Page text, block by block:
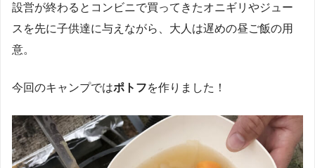
設営が終わるとコンビニで買ってきたオニギリやジュー
スを先に子供達に与えながら、大人は遅めの昼ご飯の用
意。
今回のキャンプではポトフを作りました！